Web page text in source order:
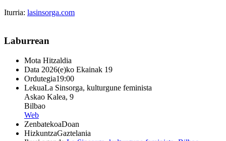
Iturria: lasinsorga.com
Laburrean
Mota Hitzaldia
Data 2026(e)ko Ekainak 19
Ordutegia19:00
LekuaLa Sinsorga, kulturgune feminista
Askao Kalea, 9
Bilbao
Web
ZenbatekoaDoan
HizkuntzaGaztelania